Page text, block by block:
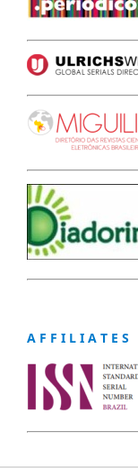
A F F I L I A T E S